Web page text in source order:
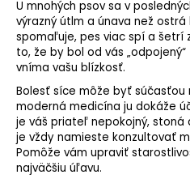
U mnohých psov sa v
výrazný útlm a únava než
spomaľuje, pes viac spí a šetrí
to, že by bol od vás
vníma vašu blízkosť.
Bolesť síce môže byť súčasťou
moderná medicína ju dokáže
je váš priateľ nepokojný,
je vždy namieste konzultovať
Pomôže vám upraviť
najväčšiu úľavu.